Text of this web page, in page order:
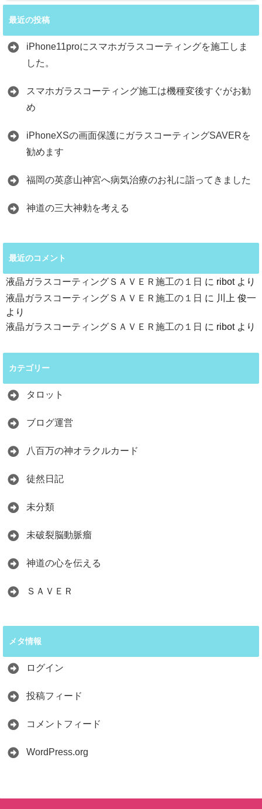
最近の投稿
iPhone11proにスマホガラスコーティングを施工しま
した。
スマホガラスコーティング施工は機種変後すぐがお勧
め
iPhoneXSの画面保護にガラスコーティングSAVERを
勧めます
福岡の英彦山神宮へ病気治療のお礼に詣ってきました
神道の三大神勅を考える
最近のコメント
液晶ガラスコーティングＳＡＶＥＲ施工の１日 に ribotより
液晶ガラスコーティングＳＡＶＥＲ施工の１日 に 川上 俊一
より
液晶ガラスコーティングＳＡＶＥＲ施工の１日 に ribotより
カテゴリー
タロット
ブログ運営
八百万の神オラクルカード
徒然日記
未分類
未破裂脳動脈瘤
神道の心を伝える
ＳＡＶＥＲ
メタ情報
ログイン
投稿フィード
コメントフィード
WordPress.org